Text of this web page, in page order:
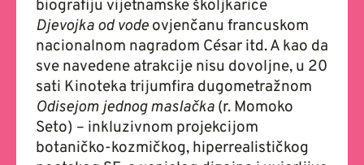
biografiju vijetnamske školjkarice
Djevojka od vode ovjenčanu francuskom
nacionalnom nagradom César itd. A kao da
sve navedene atrakcije nisu dovoljne, u 20
sati Kinoteka trijumfira dugometražnom
Odisejom jednog maslačka (r. Momoko
Seto) – inkluzivnom projekcijom
botaničko-kozmičkog, hiperrealističkog